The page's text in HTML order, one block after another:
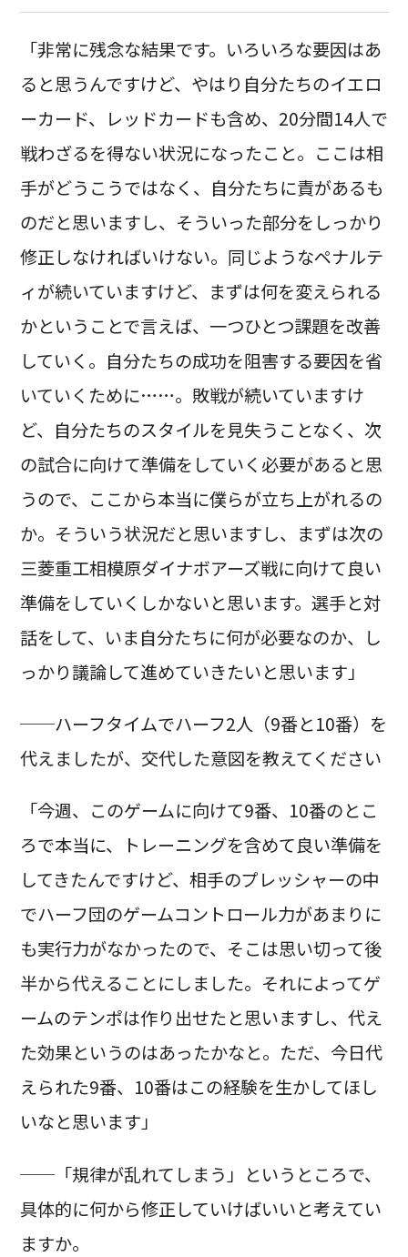
「非常に残念な結果です。いろいろな要因はあ
ると思うんですけど、やはり自分たちのイエロ
ーカード、レッドカードも含め、20分間14人で
戦わざるを得ない状況になったこと。ここは相
手がどうこうではなく、自分たちに責があるも
のだと思いますし、そういった部分をしっかり
修正しなければいけない。同じようなペナルテ
ィが続いていますけど、まずは何を変えられる
かということで言えば、一つひとつ課題を改善
していく。自分たちの成功を阻害する要因を省
いていくために……。敗戦が続いていますけ
ど、自分たちのスタイルを見失うことなく、次
の試合に向けて準備をしていく必要があると思
うので、ここから本当に僕らが立ち上がれるの
か。そういう状況だと思いますし、まずは次の
三菱重工相模原ダイナボアーズ戦に向けて良い
準備をしていくしかないと思います。選手と対
話をして、いま自分たちに何が必要なのか、し
っかり議論して進めていきたいと思います」
──ハーフタイムでハーフ2人（9番と10番）を
代えましたが、交代した意図を教えてください
「今週、このゲームに向けて9番、10番のとこ
ろで本当に、トレーニングを含めて良い準備を
してきたんですけど、相手のプレッシャーの中
でハーフ団のゲームコントロール力があまりに
も実行力がなかったので、そこは思い切って後
半から代えることにしました。それによってゲ
ームのテンポは作り出せたと思いますし、代え
た効果というのはあったかなと。ただ、今日代
えられた9番、10番はこの経験を生かしてほし
いなと思います」
──「規律が乱れてしまう」というところで、
具体的に何から修正していけばいいと考えてい
ますか。